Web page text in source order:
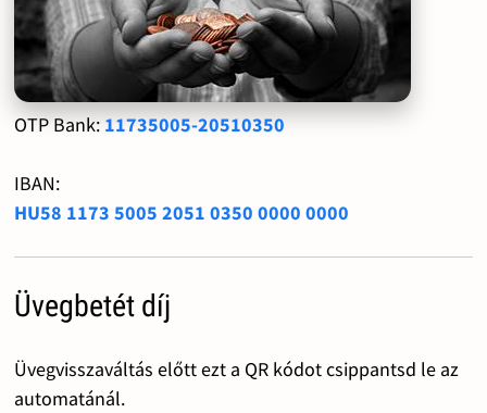
OTP Bank: 11735005-20510350
IBAN:
HU58 1173 5005 2051 0350 0000 0000
Üvegbetét díj
Üvegvisszaváltás előtt ezt a QR kódot csippantsd le az
automatánál.